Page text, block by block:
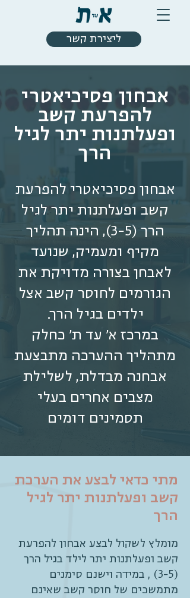
ליצירת קשר
אבחון פסיכיאטרי
להפרעת קשב
ופעלתנות יתר לגיל
הרך
אבחון פסיכיאטרי להפרעת
קשב ופעלתנות יתר לגיל
הרך (3-5), הינה תהליך
מקיף ומעמיק, שנועד
לאבחן בצורה מדויקת את
הגורמים לחוסר קשב אצל
ילדים בגיל הרך.
במרכז א' עד ת' כחלק
מתהליך ההערכה מתבצעת
אבחנה מבדלת, לשלילת
מצבים אחרים בעלי
תסמינים דומים
מתי כדאי לבצע את הערכת
קשב ופעלתנות יתר לגיל
הרך
מומלץ לשקול לבצע אבחון להפרעת
קשב ופעלתנות יתר לילד בגיל הרך
(3-5) , במידה וישנם סימנים
מתמשכים של חוסר קשב שאינם